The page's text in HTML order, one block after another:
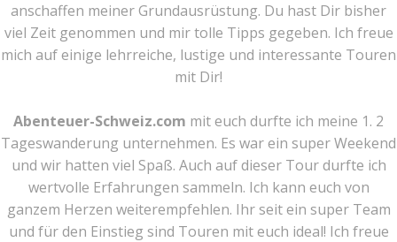
anschaffen meiner Grundausrüstung. Du hast Dir bisher
viel Zeit genommen und mir tolle Tipps gegeben. Ich freue
mich auf einige lehrreiche, lustige und interessante Touren
mit Dir!
Abenteuer-Schweiz.com mit euch durfte ich meine 1. 2
Tageswanderung unternehmen. Es war ein super Weekend
und wir hatten viel Spaß. Auch auf dieser Tour durfte ich
wertvolle Erfahrungen sammeln. Ich kann euch von
ganzem Herzen weiterempfehlen. Ihr seit ein super Team
und für den Einstieg sind Touren mit euch ideal! Ich freue